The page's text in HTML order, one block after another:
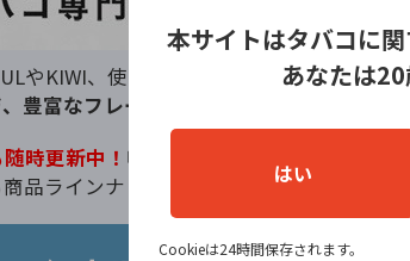
やKIWI、使い捨て電子タバコなど、ニコ
豊富なフレーバーから、自分に合ったニコ
時更新中！ 吸いごたえやデバイスの形状
品ラインナップをチェックしてみてくださ
本サイトはタバコに関
あなたは
はい
Cookieは24時間保存されます。